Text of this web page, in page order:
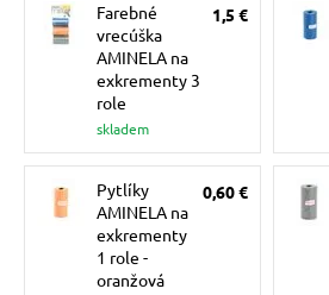
Farebné
vrecúška
AMINELA na
exkrementy 3
role
skladem
1,5 €
Pytlíky
AMINELA na
exkrementy
1 role -
oranžová
0,60 €